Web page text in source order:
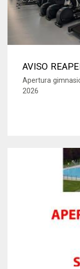
AVISO
Apertura
2026